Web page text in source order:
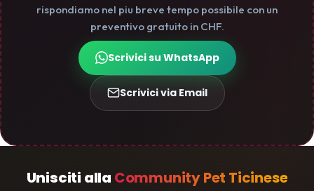
rispondiamo nel piu breve tempo possibile con un
preventivo gratuito in CHF.
Scrivici su WhatsApp
Scrivici via Email
Unisciti alla Community Pet Ticinese